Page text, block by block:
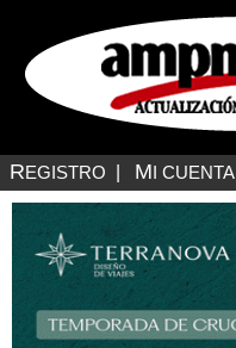
REGISTRO MI CUENTA